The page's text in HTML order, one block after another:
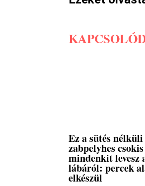
Ez a sütés nélküli
zabpelyhes
mindenkit levesz
lábáról: percek
elkészül